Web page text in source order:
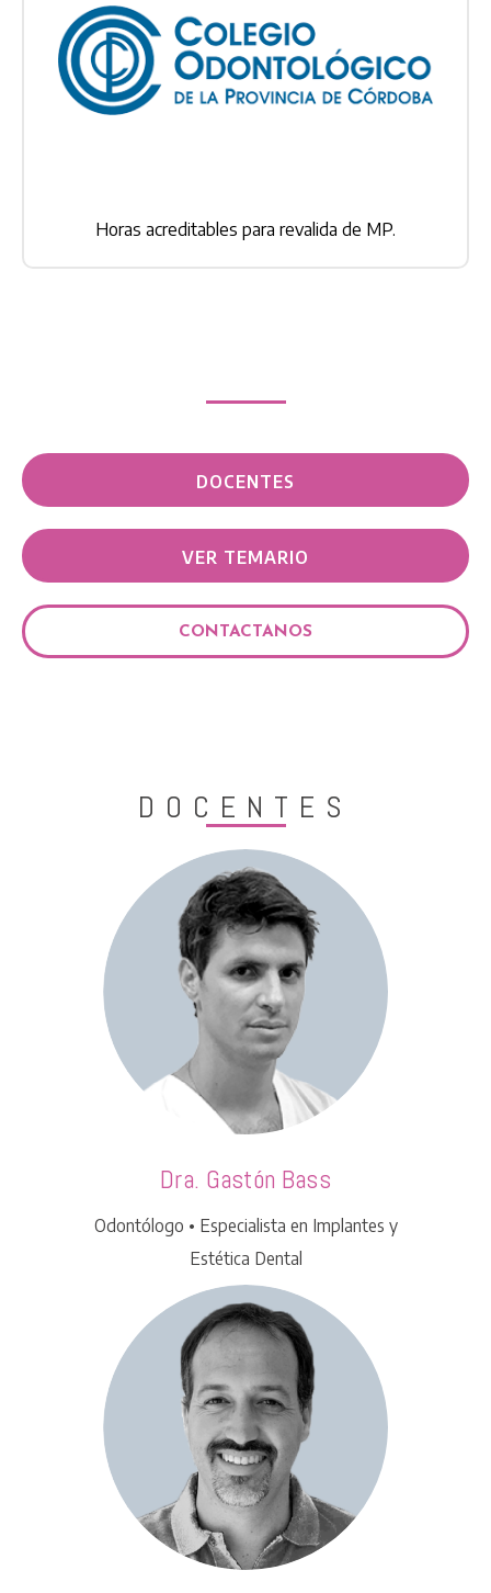
Horas acreditables para revalida de MP.
DOCENTES
VER TEMARIO
CONTACTANOS
DOCENTES
Dra. Gastón Bass
Odontólogo • Especialista en Implantes y
Estética Dental